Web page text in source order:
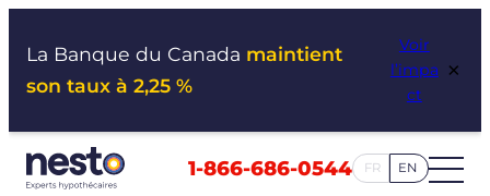
La Banque du Canada maintient
son taux à 2,25 %
Voir
l’impa
ct
×
1-866-686-0544 FR EN